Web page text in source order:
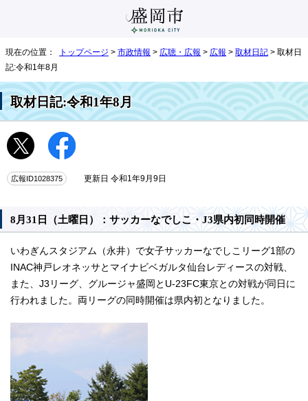
現在の位置： トップページ > 市政情報 > 広聴・広報 > 広報 > 取材日記 > 取材日
記:令和1年8月
取材日記:令和1年8月
広報ID1028375 更新日 令和1年9月9日
8月31日（土曜日）：サッカーなでしこ・J3県内初同時開催
いわぎんスタジアム（永井）で女子サッカーなでしこリーグ1部の
INAC神戸レオネッサとマイナビベガルタ仙台レディースの対戦、
また、J3リーグ、グルージャ盛岡とU-23FC東京との対戦が同日に
行われました。両リーグの同時開催は県内初となりました。